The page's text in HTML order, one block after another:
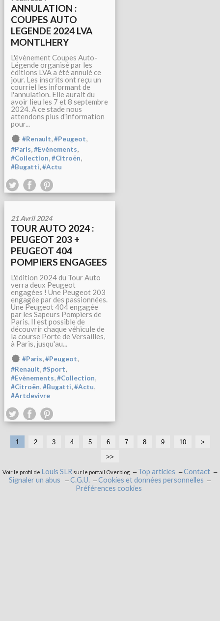
ANNULATION :
COUPES AUTO
LEGENDE 2024 LVA
MONTLHERY
L'évènement Coupes Auto-
Légende organisé par les
éditions LVA a été annulé ce
jour. Les inscrits ont reçu un
courriel les informant de
l'annulation. Elle aurait du
avoir lieu les 7 et 8 septembre
2024. A ce stade nous
attendons plus d'information
pour...
#Renault,#Peugeot,
#Paris,#Evènements,
#Collection,#Citroën,
#Bugatti,#Actu
21 Avril 2024
TOUR AUTO 2024 :
PEUGEOT 203 +
PEUGEOT 404
POMPIERS ENGAGEES
L'édition 2024 du Tour Auto
verra deux Peugeot
engagées ! Une Peugeot 203
engagée par des passionnées.
Une Peugeot 404 engagée
par les Sapeurs Pompiers de
Paris. Il est possible de
découvrir chaque véhicule de
la course Porte de Versailles,
à Paris, jusqu'au...
#Paris,#Peugeot,
#Renault,#Sport,
#Evènements,#Collection,
#Citroën,#Bugatti,#Actu,
#Artdevivre
1 2 3 4 5 6 7 8 9 10
>
>>
Voir le profil de Louis SLR sur le portail Overblog Top articles
Contact
Signaler un abus
C.G.U.
Cookies et données personnelles
Préférences cookies